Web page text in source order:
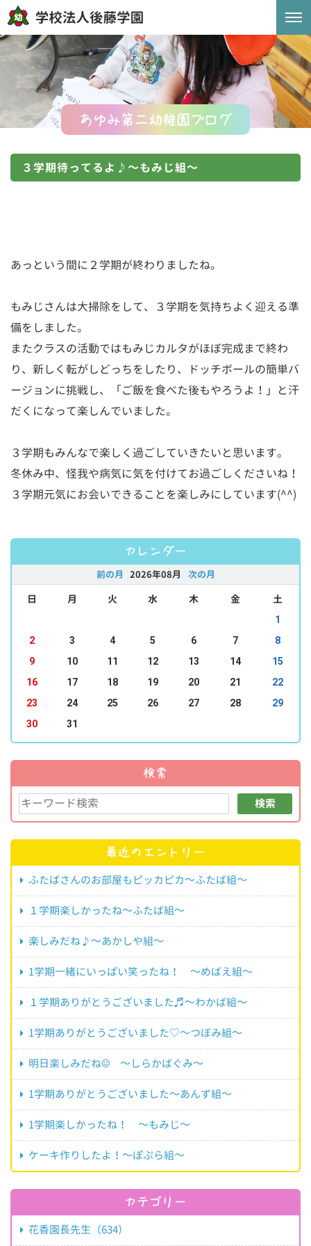
あゆみ第二幼稚園ブログ
３学期待ってるよ♪～もみじ組～
あっという間に２学期が終わりましたね。
もみじさんは大掃除をして、３学期を気持ちよく迎える準
備をしました。
またクラスの活動ではもみじカルタがほぼ完成まで終わ
り、新しく転がしどっちをしたり、ドッチボールの簡単バ
ージョンに挑戦し、「ご飯を食べた後もやろうよ！」と汗
だくになって楽しんでいました。
３学期もみんなで楽しく過ごしていきたいと思います。
冬休み中、怪我や病気に気を付けてお過ごしくださいね！
３学期元気にお会いできることを楽しみにしています(^^)
カレンダー
前の月 2026年08月 次の月
日 月 火 水 木 金 土
1
2
3 4 5 6 7
8
9
10 11 12 13 14
15
16
17 18 19 20 21
22
23
24 25 26 27 28
29
30
31
検索
検索
最近のエントリー
ふたばさんのお部屋もピッカピカ～ふたば組～
１学期楽しかったね～ふたば組～
楽しみだね♪～あかしや組～
1学期一緒にいっぱい笑ったね！ ～めばえ組～
１学期ありがとうございました♬～わかば組～
1学期ありがとうございました♡～つぼみ組～
明日楽しみだね☺ ～しらかばぐみ～
1学期ありがとうございました～あんず組～
1学期楽しかったね！ ～もみじ～
ケーキ作りしたよ！～ぽぷら組～
カテゴリー
花香園長先生（634）